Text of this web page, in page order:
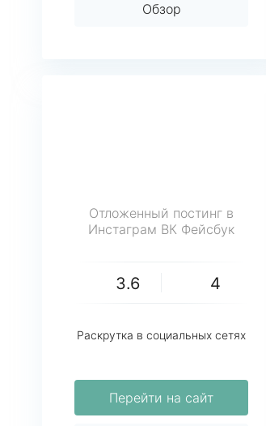
Обзор
Отложенный постинг в
Инстаграм ВК Фейсбук
3.6 4
Раскрутка в социальных сетях
Перейти на сайт